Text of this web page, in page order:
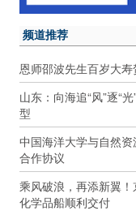
频道推荐
恩师邵波先生百岁大
山东：向海追“风”逐“
型
中国海洋大学与自然
合作协议
乘风破浪，再添新翼
化学品船顺利交付